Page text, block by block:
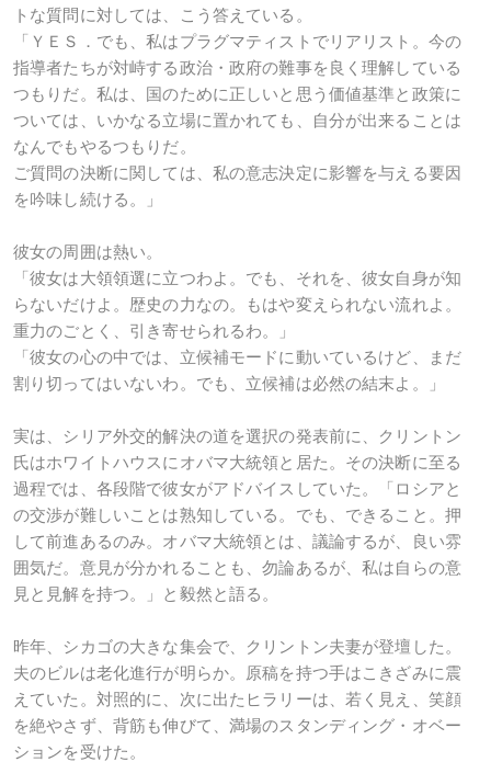
トな質問に対しては、こう答えている。
「ＹＥＳ．でも、私はプラグマティストでリアリスト。今の
指導者たちが対峙する政治・政府の難事を良く理解している
つもりだ。私は、国のために正しいと思う価値基準と政策に
ついては、いかなる立場に置かれても、自分が出来ることは
なんでもやるつもりだ。
ご質問の決断に関しては、私の意志決定に影響を与える要因
を吟味し続ける。」
彼女の周囲は熱い。
「彼女は大領領選に立つわよ。でも、それを、彼女自身が知
らないだけよ。歴史の力なの。もはや変えられない流れよ。
重力のごとく、引き寄せられるわ。」
「彼女の心の中では、立候補モードに動いているけど、まだ
割り切ってはいないわ。でも、立候補は必然の結末よ。」
実は、シリア外交的解決の道を選択の発表前に、クリントン
氏はホワイトハウスにオバマ大統領と居た。その決断に至る
過程では、各段階で彼女がアドバイスしていた。「ロシアと
の交渉が難しいことは熟知している。でも、できること。押
して前進あるのみ。オバマ大統領とは、議論するが、良い雰
囲気だ。意見が分かれることも、勿論あるが、私は自らの意
見と見解を持つ。」と毅然と語る。
昨年、シカゴの大きな集会で、クリントン夫妻が登壇した。
夫のビルは老化進行が明らか。原稿を持つ手はこきざみに震
えていた。対照的に、次に出たヒラリーは、若く見え、笑顔
を絶やさず、背筋も伸びて、満場のスタンディング・オベー
ションを受けた。